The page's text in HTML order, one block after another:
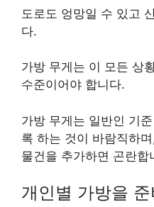
도로도 엉망일 수 있고
다.
가방 무게는 이 모든 상
수준이어야 합니다.
가방 무게는 일반인 기
록 하는 것이 바람직하
물건을 추가하면 곤란합
개인별 가방을